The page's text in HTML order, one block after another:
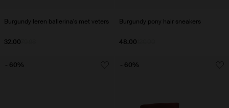
Burgundy leren ballerina's met veters
32.00
Burgundy pony hair sneakers
48.00
- 60% - 60%